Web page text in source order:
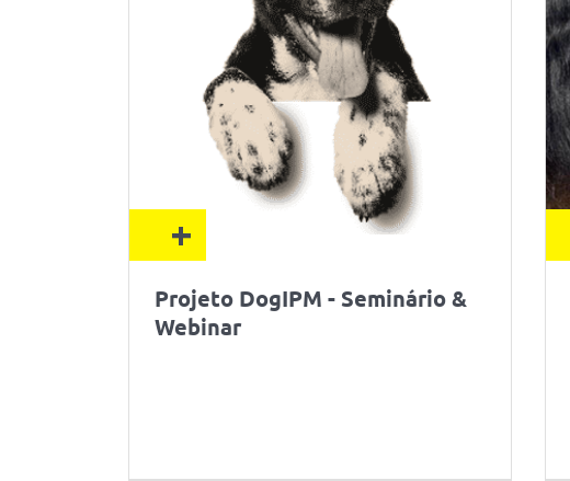
+
Projeto DogIPM - Seminário &
Webinar